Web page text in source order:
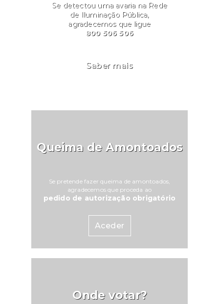
Se detectou uma avaria na Rede
de Iluminação Pública,
agradecemos que ligue
800 506 506
Saber mais
Queima de Amontoados
Se pretende fazer queima de amontoados,
agradecemos que proceda ao
pedido de autorização obrigatório
Aceder
Onde votar?